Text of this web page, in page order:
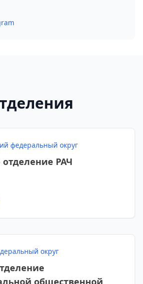
федеральный округ
отделение РАЧ
округ
общественной